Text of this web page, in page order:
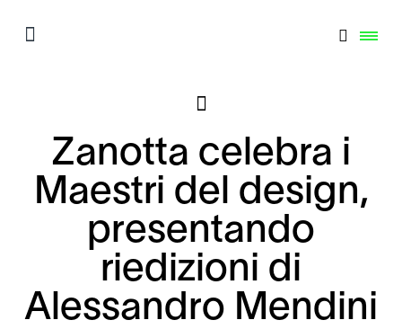
Zanotta celebra i
Maestri del design,
presentando
riedizioni di
Alessandro Mendini